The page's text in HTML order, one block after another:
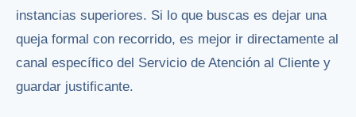
instancias superiores. Si lo que buscas es dejar una
queja formal con recorrido, es mejor ir directamente al
canal específico del Servicio de Atención al Cliente y
guardar justificante.